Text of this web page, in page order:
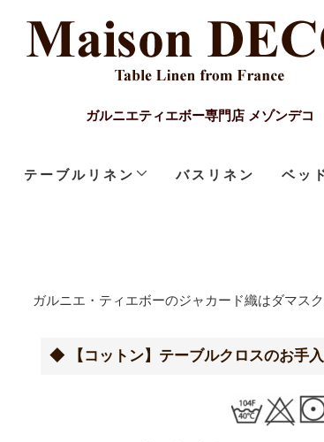
ガルニエティエボー専門店 メゾンデコ
テーブルリネン バスリネン ベッ
ガルニエ・ティエボーのジャカード織はダマス
◆ 【コットン】テーブルクロスのお手